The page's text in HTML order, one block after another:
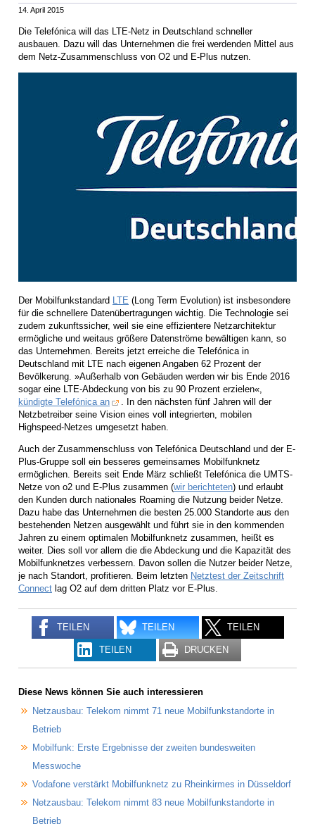
14. April 2015
Die Telefónica will das LTE-Netz in Deutschland schneller
ausbauen. Dazu will das Unternehmen die frei werdenden Mittel aus
dem Netz-Zusammenschluss von O2 und E-Plus nutzen.
Der Mobilfunkstandard LTE (Long Term Evolution) ist insbesondere
für die schnellere Datenübertragungen wichtig. Die Technologie sei
zudem zukunftssicher, weil sie eine effizientere Netzarchitektur
ermögliche und weitaus größere Datenströme bewältigen kann, so
das Unternehmen. Bereits jetzt erreiche die Telefónica in
Deutschland mit LTE nach eigenen Angaben 62 Prozent der
Bevölkerung. »Außerhalb von Gebäuden werden wir bis Ende 2016
sogar eine LTE-Abdeckung von bis zu 90 Prozent erzielen«,
kündigte Telefónica an
. In den nächsten fünf Jahren will der
Netzbetreiber seine Vision eines voll integrierten, mobilen
Highspeed-Netzes umgesetzt haben.
Auch der Zusammenschluss von Telefónica Deutschland und der E-
Plus-Gruppe soll ein besseres gemeinsames Mobilfunknetz
ermöglichen. Bereits seit Ende März schließt Telefónica die UMTS-
Netze von o2 und E-Plus zusammen (wir berichteten) und erlaubt
den Kunden durch nationales Roaming die Nutzung beider Netze.
Dazu habe das Unternehmen die besten 25.000 Standorte aus den
bestehenden Netzen ausgewählt und führt sie in den kommenden
Jahren zu einem optimalen Mobilfunknetz zusammen, heißt es
weiter. Dies soll vor allem die die Abdeckung und die Kapazität des
Mobilfunknetzes verbessern. Davon sollen die Nutzer beider Netze,
je nach Standort, profitieren. Beim letzten Netztest der Zeitschrift
Connect lag O2 auf dem dritten Platz vor E-Plus.
TEILEN TEILEN TEILEN
TEILEN DRUCKEN
Diese News können Sie auch interessieren
Netzausbau: Telekom nimmt 71 neue Mobilfunkstandorte in
Betrieb
Mobilfunk: Erste Ergebnisse der zweiten bundesweiten
Messwoche
Vodafone verstärkt Mobilfunknetz zu Rheinkirmes in Düsseldorf
Netzausbau: Telekom nimmt 83 neue Mobilfunkstandorte in
Betrieb